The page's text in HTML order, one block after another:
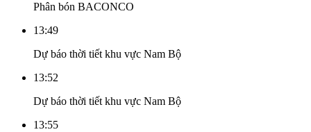
Phân bón BACONCO
13:49
Dự báo thời tiết khu vực Nam Bộ
13:52
Dự báo thời tiết khu vực Nam Bộ
13:55